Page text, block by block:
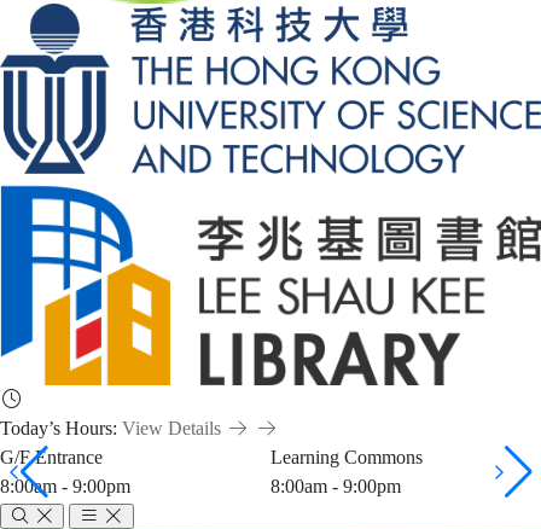
Today’s Hours: View Details
G/F Entrance
8:00am - 9:00pm
Learning Commons
8:00am - 9:00pm